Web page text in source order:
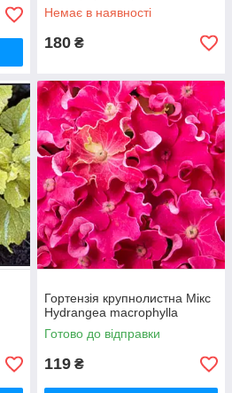
Немає в наявності
180 ₴
Гортензія крупнолистна Мікс
Hydrangea macrophylla
Готово до відправки
119 ₴